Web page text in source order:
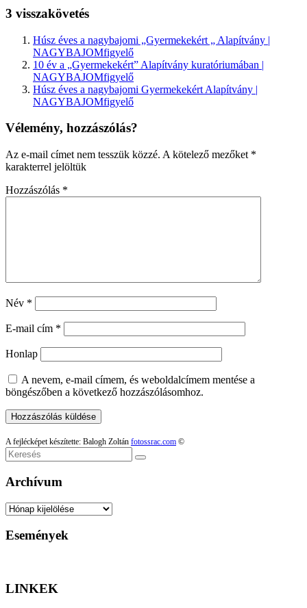
3 visszakövetés
Húsz éves a nagybajomi „Gyermekekért „ Alapítvány |
NAGYBAJOMfigyelő
10 év a „Gyermekekért” Alapítvány kuratóriumában |
NAGYBAJOMfigyelő
Húsz éves a nagybajomi Gyermekekért Alapítvány |
NAGYBAJOMfigyelő
Vélemény, hozzászólás?
Az e-mail címet nem tesszük közzé. A kötelező mezőket *
karakterrel jelöltük
Hozzászólás *
Név *
E-mail cím *
Honlap
A nevem, e-mail címem, és weboldalcímem mentése a
böngészőben a következő hozzászólásomhoz.
A fejlécképet készítette: Balogh Zoltán fotossrac.com ©
Keresés
Archívum
Archívum
Események
LINKEK